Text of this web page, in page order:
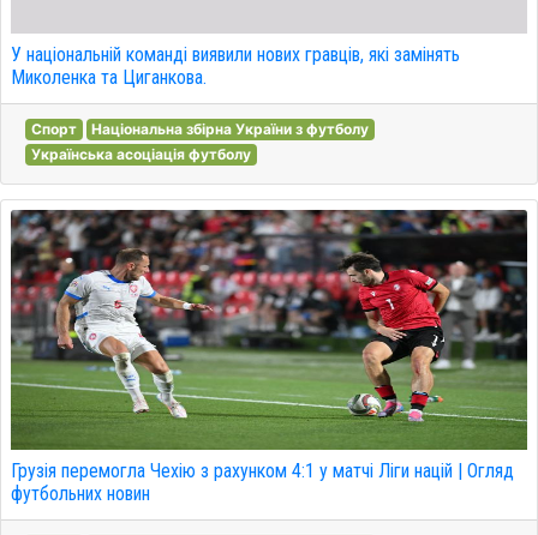
У національній команді виявили нових гравців, які замінять
Миколенка та Циганкова.
Спорт
Національна збірна України з футболу
Українська асоціація футболу
Грузія перемогла Чехію з рахунком 4:1 у матчі Ліги націй | Огляд
футбольних новин